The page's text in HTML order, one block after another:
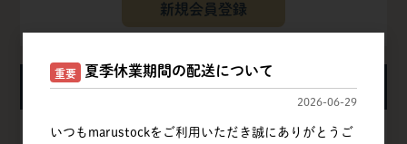
新規会員登録
カート
カートは空です
重要 夏季休業期間の配送について
2026-06-29
いつもmarustockをご利用いただき誠にありがとうご